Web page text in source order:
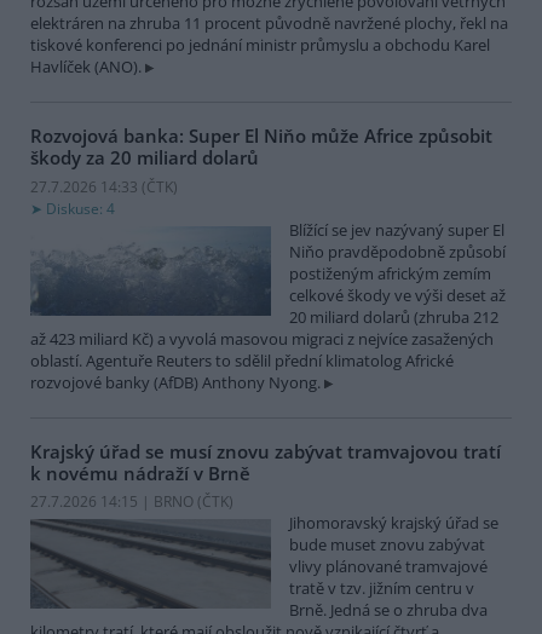
elektráren na zhruba 11 procent původně navržené plochy, řekl na
tiskové konferenci po jednání ministr průmyslu a obchodu Karel
Havlíček (ANO).
Rozvojová banka: Super El Niňo může Africe způsobit
škody za 20 miliard dolarů
27.7.2026 14:33 (ČTK)
Diskuse: 4
Blížící se jev nazývaný super El
Niňo pravděpodobně způsobí
postiženým africkým zemím
celkové škody ve výši deset až
20 miliard dolarů (zhruba 212
až 423 miliard Kč) a vyvolá masovou migraci z nejvíce zasažených
oblastí. Agentuře Reuters to sdělil přední klimatolog Africké
rozvojové banky (AfDB) Anthony Nyong.
Krajský úřad se musí znovu zabývat tramvajovou tratí
k novému nádraží v Brně
27.7.2026 14:15 | BRNO (ČTK)
Jihomoravský krajský úřad se
bude muset znovu zabývat
vlivy plánované tramvajové
tratě v tzv. jižním centru v
Brně. Jedná se o zhruba dva